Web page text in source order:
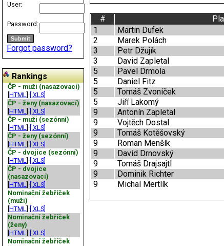
User:
Password:
Forgot password?
Rankings
ČP - muži (nasazovací)
HTML ]· [.XLS]
ČP - ženy (nasazovací)
HTML ]· [.XLS]
ČP - muži (sezónní)
HTML ]· [.XLS]
ČP - ženy (sezónní)
HTML ]· [.XLS]
ČP - dvojice (sezónní)
HTML ]· [.XLS]
ČP - dvojice
(nasazovací)
HTML ]· [.XLS]
Nominační žebříček
(muži)
HTML ]· [.XLS]
Nominační žebříček
(ženy)
HTML ]· [.XLS]
Nominační žebříček
#
1
Martin Dufek
2
Marek Polách
3
Petr Džujík
3
David Zapletal
5
Pavel Drmola
5
Daniel Fitz
5
Tomáš Zvoníček
5
Jiří Lakomý
9
Antonín Zapletal
9
Vojtěch Dostal
9
Tomáš Kotěšovský
9
Roman Menšík
9
David Drnovský
9
Tomáš Drajsajtl
9
Dominik Richter
9
Michal Mertlík